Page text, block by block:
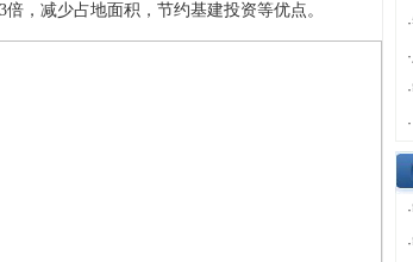
倍，减少占地面积，节约基建投资等优点。
·
·
·
·
·
·